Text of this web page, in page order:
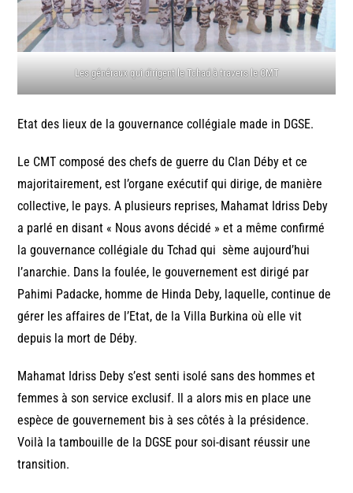
Les généraux qui dirigent le Tchad à travers le CMT
Etat des lieux de la gouvernance collégiale made in DGSE.
Le CMT composé des chefs de guerre du Clan Déby et ce
majoritairement, est l’organe exécutif qui dirige, de manière
collective, le pays. A plusieurs reprises, Mahamat Idriss Deby
a parlé en disant « Nous avons décidé » et a même confirmé
la gouvernance collégiale du Tchad qui sème aujourd’hui
l’anarchie. Dans la foulée, le gouvernement est dirigé par
Pahimi Padacke, homme de Hinda Deby, laquelle, continue de
gérer les affaires de l’Etat, de la Villa Burkina où elle vit
depuis la mort de Déby.
Mahamat Idriss Deby s’est senti isolé sans des hommes et
femmes à son service exclusif. Il a alors mis en place une
espèce de gouvernement bis à ses côtés à la présidence.
Voilà la tambouille de la DGSE pour soi-disant réussir une
transition.